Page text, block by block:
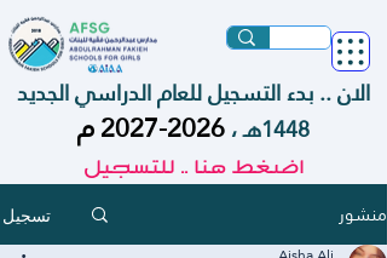
الان .. بدء التسجيل للعام الدراسي الجديد
1448هـ ،
2026-2027 م
اضغط هنا .. للتسجيل
منشور تسجيل